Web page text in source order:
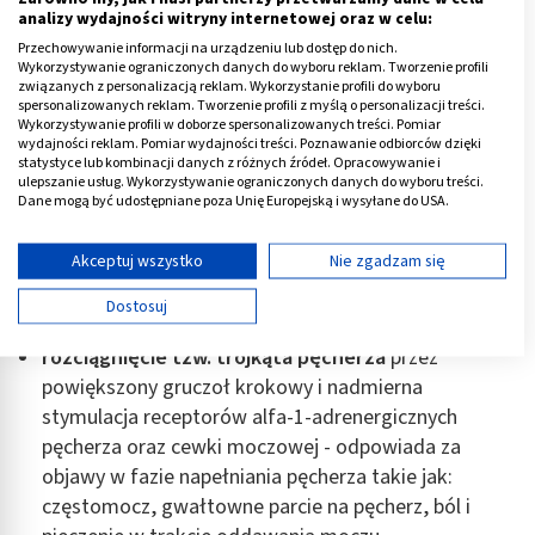
statyczne zwężenie cewki moczowej i skutkuje
trudnościami z opróżnianiem pęcherza moczowego;
zwiększenie napięcia mięśni gładkichszyi pęcherza
moczowego, sterczowego odcinka cewki moczowej,
prostaty oraz jej torebki - następuje w wyniku
pobudzenia receptorów alfa-1-adrenergicznych i
oraz trudnościami z opróżnianiem pęcherza
moczowego;
rozciągnięcie tzw. trójkąta pęcherza przez
powiększony gruczoł krokowy i nadmierna
stymulacja receptorów alfa-1-adrenergicznych
pęcherza oraz cewki moczowej - odpowiada za
objawy w fazie napełniania pęcherza takie jak:
częstomocz, gwałtowne parcie na pęcherz, ból i
analizy wydajności witryny internetowej oraz w celu:
Przechowywanie informacji na urządzeniu lub dostęp do nich.
Wykorzystywanie ograniczonych danych do wyboru reklam. Tworzenie profili
związanych z personalizacją reklam. Wykorzystanie profili do wyboru
spersonalizowanych reklam. Tworzenie profili z myślą o personalizacji treści.
Wykorzystywanie profili w doborze spersonalizowanych treści. Pomiar
wydajności reklam. Pomiar wydajności treści. Poznawanie odbiorców dzięki
statystyce lub kombinacji danych z różnych źródeł. Opracowywanie i
ulepszanie usług. Wykorzystywanie ograniczonych danych do wyboru treści.
Dane mogą być udostępniane poza Unię Europejską i wysyłane do USA.
Wyświetl listę partnerów (11 dostawców IAB)
Używamy Twoich danych w następujących celach:
Cele przetwarzania IAB:
Przechowywanie informacji na urządzeniu lub
dostęp do nich
Wykorzystywanie ograniczonych danych do
wyboru reklam
Tworzenie profili w celu spersonalizowanych
reklam
Akceptuj wszystko
Nie zgadzam się
Dostosuj